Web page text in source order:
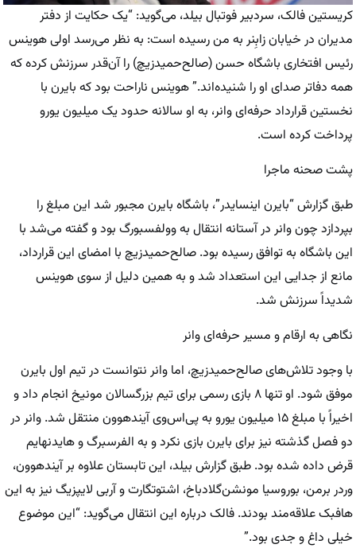
کریستین فالک، سردبیر فوتبال بیلد، می‌گوید: “یک حکایت از دفتر
مدیران در خیابان زابِنر به من رسیده است: به نظر می‌رسد اولی هوینس
رئیس افتخاری باشگاه حسن (صالح‌حمیدزیچ) را آن‌قدر سرزنش کرده که
همه دفاتر صدای او را شنیده‌اند.” هوینس ناراحت بود که بایرن با
نخستین قرارداد حرفه‌ای وانر، به او سالانه حدود یک میلیون یورو
پرداخت کرده است.
پشت صحنه ماجرا
طبق گزارش “بایرن اینسایدر”، باشگاه بایرن مجبور شد این مبلغ را
بپردازد چون وانر در آستانه انتقال به وولفسبورگ بود و گفته می‌شد با
این باشگاه به توافق رسیده بود. صالح‌حمیدزیچ با امضای این قرارداد،
مانع از جدایی این استعداد شد و به همین دلیل از سوی هوینس
شدیداً سرزنش شد.
نگاهی به ارقام و مسیر حرفه‌ای وانر
با وجود تلاش‌های صالح‌حمیدزیچ، اما وانر نتوانست در تیم اول بایرن
موفق شود. او تنها ۸ بازی رسمی برای تیم بزرگسالان مونیخ انجام داد و
اخیراً با مبلغ ۱۵ میلیون یورو به پی‌اس‌وی آیندهوون منتقل شد. وانر در
دو فصل گذشته نیز برای بایرن بازی نکرد و به الفرسبرگ و هایدنهایم
قرض داده شده بود. طبق گزارش بیلد، این تابستان علاوه بر آیندهوون،
وردر برمن، بوروسیا مونشن‌گلادباخ، اشتوتگارت و آربی لایپزیگ نیز به این
هافبک علاقه‌مند بودند. فالک درباره این انتقال می‌گوید: “این موضوع
خیلی داغ و جدی بود.”